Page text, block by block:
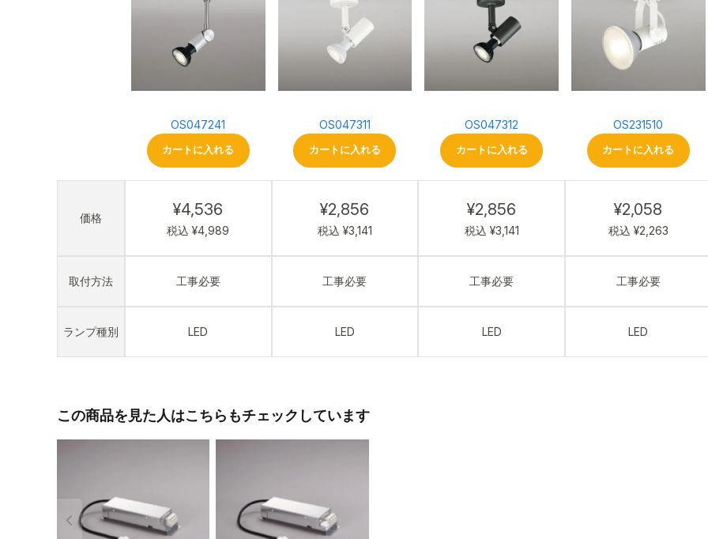
価格
取付方法
ランプ種別
OS047241
カートに入れる
¥4,536
税込 ¥4,989
工事必要
LED
OS047311
カートに入れる
¥2,856
税込 ¥3,141
工事必要
LED
OS047312
カートに入れる
¥2,856
税込 ¥3,141
工事必要
LED
OS231510
カートに入れる
¥2,058
税込 ¥2,263
工事必要
LED
この商品を見た人はこちらもチェックしています